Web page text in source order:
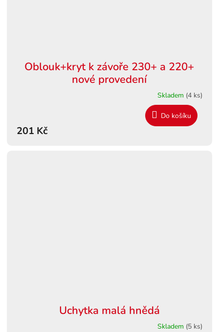
Oblouk+kryt k závoře 230+ a 220+
nové provedení
Skladem (4 ks)
201 Kč
Do košíku
Uchytka malá hnědá
Skladem (5 ks)